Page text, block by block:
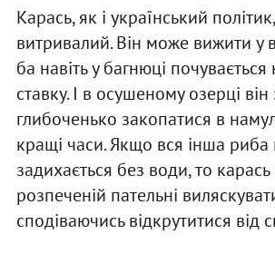
Карась, як і український
витривалий. Він може вижити у
ба навіть у багнюці почувається
ставку. І в осушеному озерці він
глибоченько закопатися в
кращі часи. Якщо вся інша
задихається без води, то
розпеченій пательні
сподіваючись відкрутитися від